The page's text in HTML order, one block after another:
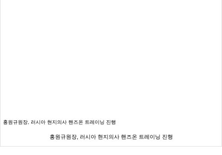
홍원규원장, 러시아 현지의사 핸즈온 트레이닝 진행
홍원규원장, 러시아 현지의사 핸즈온 트레이닝 진행